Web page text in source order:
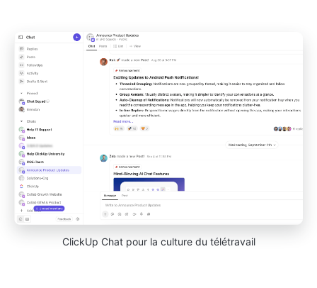
ClickUp Chat pour la culture du télétravail